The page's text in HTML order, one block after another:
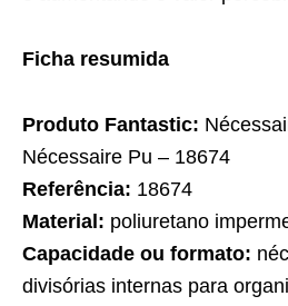
Ficha resumida
Produto Fantastic:
Nécessaire Pu – 18674
Referência: 18674
Material: poliuretano
Capacidade ou formato:
divisórias internas para